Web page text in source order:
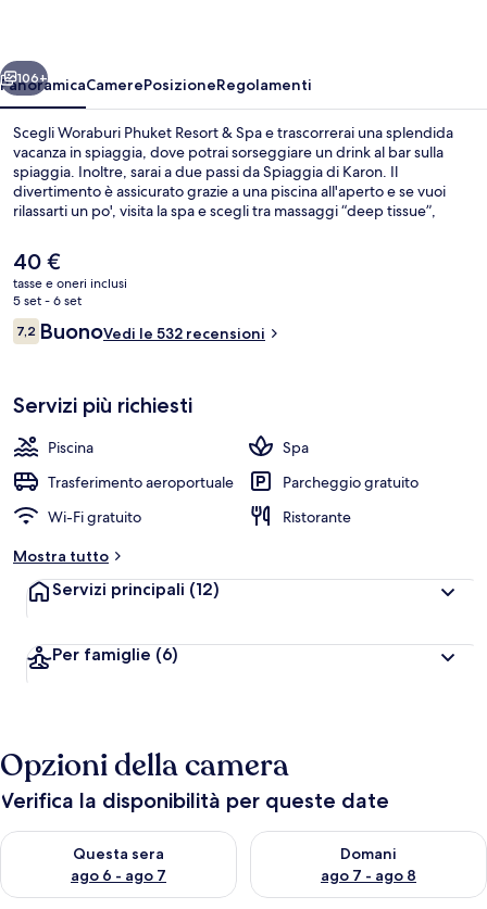
Avanti
106+
PanoramicaCamerePosizioneRegolamenti
Scegli Woraburi Phuket Resort & Spa e trascorrerai una splendida
vacanza in spiaggia, dove potrai sorseggiare un drink al bar sulla
spiaggia. Inoltre, sarai a due passi da Spiaggia di Karon. Il
divertimento è assicurato grazie a una piscina all'aperto e se vuoi
rilassarti un po', visita la spa e scegli tra massaggi “deep tissue”,
spuntino, mentre per concludere la serata non c'è niente di meglio
del bar a bordo piscina. Gli altri punti di forza della struttura
includono 2 bar/lounge, un miniclub per bambini (gratuito) e una
palestra.
Il
prezzo
attuale
è
40 €
40 €
tasse e oneri inclusi
5 set - 6 set
Recensioni
7,27,2 su 10
BuonoVedi le 532 recensioni
Servizi più richiesti
Piscina
Spa
Trasferimento aeroportuale
Parcheggio gratuito
Wi-Fi gratuito
Ristorante
Mostra tutto
Servizi principali (12)
Per famiglie (6)
Opzioni della camera
Verifica la disponibilità per queste date
Questa sera
ago 6 - ago 7
Verifica la disponibilità per questa sera, ago 6 - ago 7
Domani
ago 7 - ago 8
Verifica la disponibilità per